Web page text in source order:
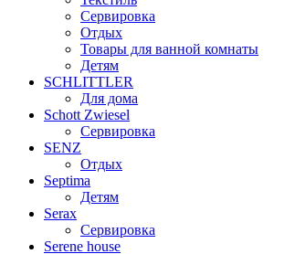
Сервировка
Отдых
Товары для ванной комнаты
Детям
SCHLITTLER
Для дома
Schott Zwiesel
Сервировка
SENZ
Отдых
Septima
Детям
Serax
Сервировка
Serene house